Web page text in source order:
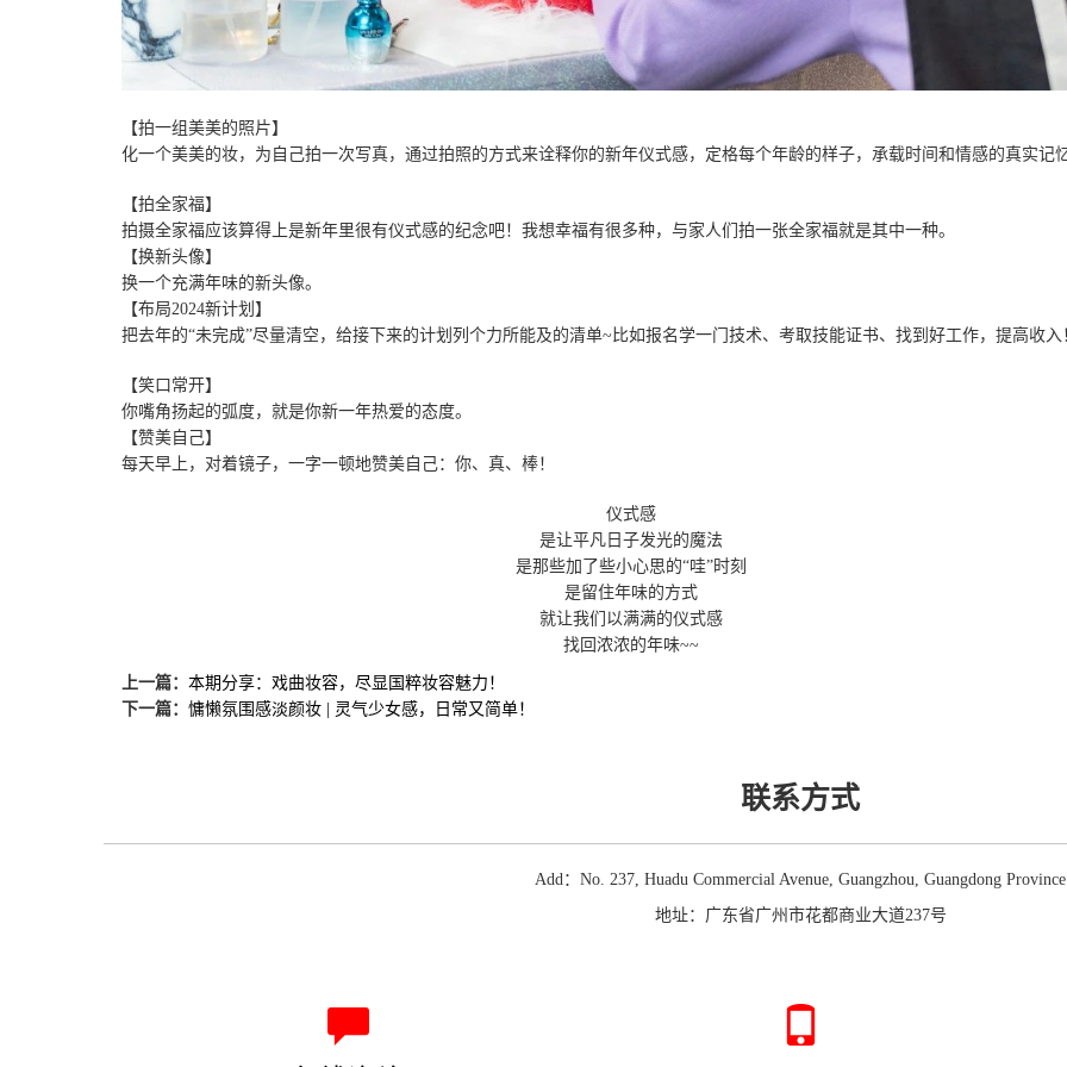
【拍一组美美的照片】
化一个美美的妆，为自己拍一次写真，通过拍照的方式来诠释你的新年仪式感，定格每个年龄的样子，承载时间和情感的真实记
【拍全家福】
拍摄全家福应该算得上是新年里很有仪式感的纪念吧！我想幸福有很多种，与家人们拍一张全家福就是其中一种。
【换新头像】
换一个充满年味的新头像。
【布局2024新计划】
把去年的“未完成”尽量清空，给接下来的计划列个力所能及的清单~比如报名学一门技术、考取技能证书、找到好工作，提高收入
【笑口常开】
你嘴角扬起的弧度，就是你新一年热爱的态度。
【赞美自己】
每天早上，对着镜子，一字一顿地赞美自己：你、真、棒！
仪式感
是让平凡日子发光的魔法
是那些加了些小心思的“哇”时刻
是留住年味的方式
就让我们以满满的仪式感
找回浓浓的年味~~
上一篇： 本期分享：戏曲妆容，尽显国粹妆容魅力！
下一篇： 慵懒氛围感淡颜妆 | 灵气少女感，日常又简单！
联系方式
Add：No. 237, Huadu Commercial Avenue, Guangzhou, Guangdong Province
地址：广东省广州市花都商业大道237号